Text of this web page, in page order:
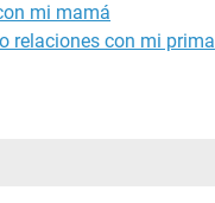
mi mamá
relaciones con mi prima